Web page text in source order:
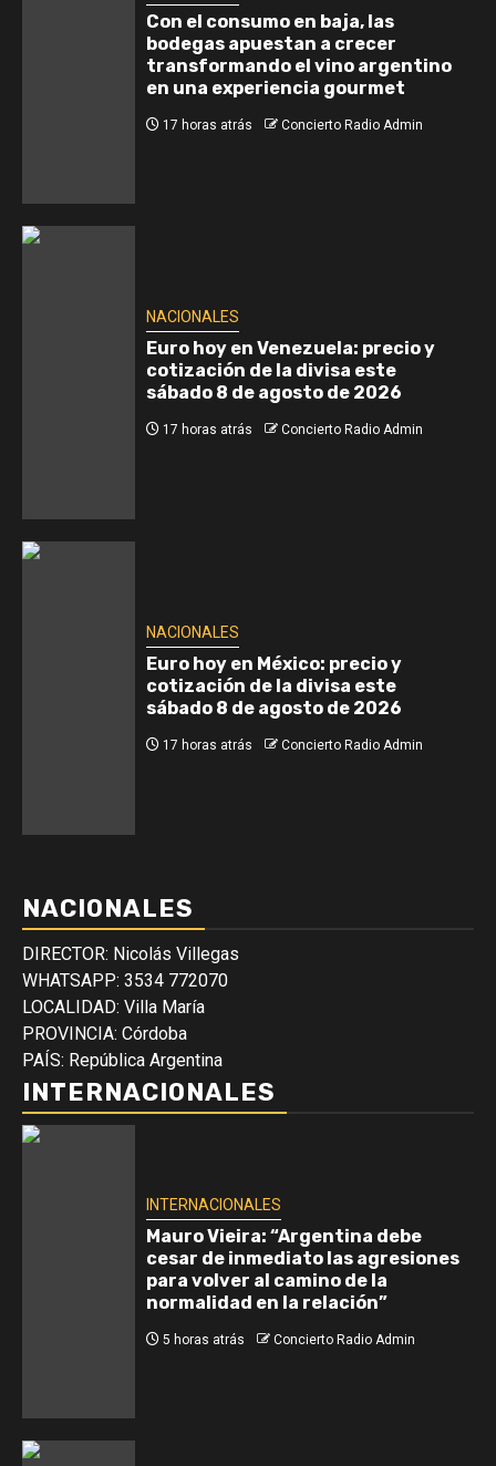
Con el consumo en baja, las
bodegas apuestan a crecer
transformando el vino argentino
en una experiencia gourmet
17 horas atrás Concierto Radio Admin
NACIONALES
Euro hoy en Venezuela: precio y
cotización de la divisa este
sábado 8 de agosto de 2026
17 horas atrás Concierto Radio Admin
NACIONALES
Euro hoy en México: precio y
cotización de la divisa este
sábado 8 de agosto de 2026
17 horas atrás Concierto Radio Admin
NACIONALES
DIRECTOR: Nicolás Villegas
WHATSAPP: 3534 772070
LOCALIDAD: Villa María
PROVINCIA: Córdoba
PAÍS: República Argentina
INTERNACIONALES
INTERNACIONALES
Mauro Vieira: “Argentina debe
cesar de inmediato las agresiones
para volver al camino de la
normalidad en la relación”
5 horas atrás Concierto Radio Admin